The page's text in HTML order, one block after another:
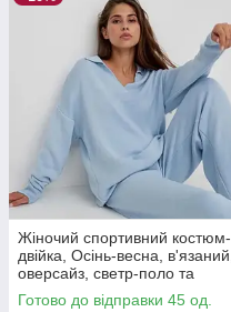
Жіночий спортивний костюм-
двійка, Осінь-весна, в'язаний,
оверсайз, светр-поло та
штани Sofia SF-2023
Готово до відправки 45 од.